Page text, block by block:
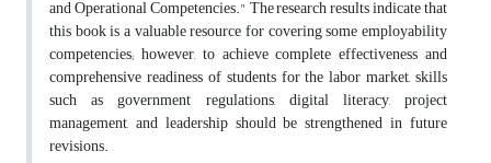
and Operational Competencies." The research results indicate that
this book is a valuable resource for covering some employability
competencies; however, to achieve complete effectiveness and
comprehensive readiness of students for the labor market, skills
such as government regulations, digital literacy, project
management, and leadership should be strengthened in future
revisions.